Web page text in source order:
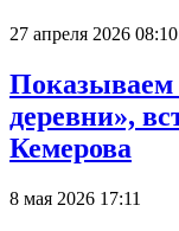
27 апреля 2026 08:10
Показываем
деревни»,
Кемерова
8 мая 2026 17:11